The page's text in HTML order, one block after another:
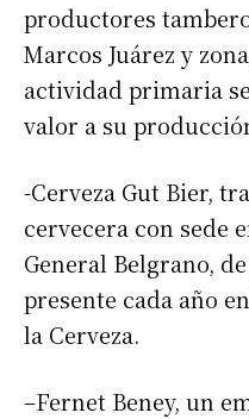
productores
Marcos Juárez y
actividad primaria
valor a su
-Cerveza Gut Bier,
cervecera con sede
General Belgrano,
presente cada año
la Cerveza.
–Fernet Beney, un